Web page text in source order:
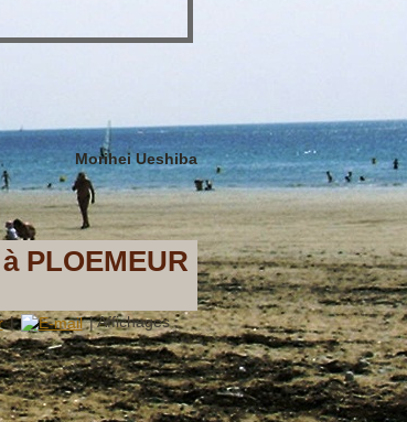
Morihei Ueshiba
PLOEMEUR
|
| Affichages :